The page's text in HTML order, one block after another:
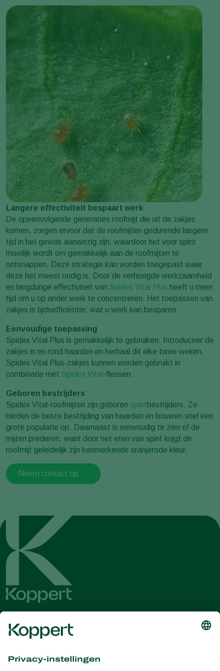
Langere effectiviteit bespaart werk
De opeenvolgende generaties roofmijt die uit de zakjes
komen, zorgen ervoor dat de roofmijten gedurende langere
tijd in het gewas aanwezig zijn, waardoor het voor spint
moeilijk wordt om gemakkelijk aan de roofmijten te
ontsnappen. Deze strategie kan worden toegepast waar
deze het meest nodig is. Door de verhoogde werkzaamheid
en langdurige effectiviteit van Spidex Vital Plus heeft u meer
tijd om u op ander werk te concentreren. Het toepassen van
zakjes is tijdsefficiënter, wat u werk kan besparen.
Eenvoudige toepassing
Spidex Vital Plus is gemakkelijk te gebruiken. Introduceer de
zakjes in en rond haarden en herhaal dit elke twee weken.
Spidex Vital Plus-zakjes kunnen worden gebruikt in
combinatie met Spidex Vital -flessen.
Geboren bestrijders
Spidex Vital-roofmijten zijn geboren spintbestrijders. Ze
bieden de beste bestrijding van haarden en bouwen snel een
grote populatie op. Daarnaast is eenvoudig te zien of de
mijten prederen, want door het eten van spint krijgt de
roofmijt geleidelijk zijn kenmerkende oranjerode kleur.
Neem contact op
Ontvang het laatste nieuws en
informatie